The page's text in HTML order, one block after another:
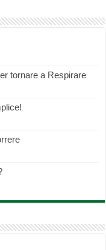
tornare a Respirare